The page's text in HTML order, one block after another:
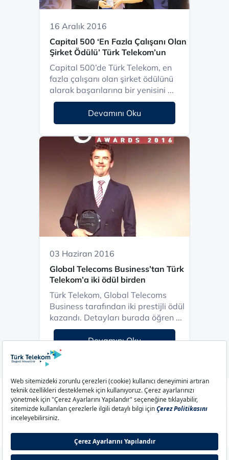
16 Aralık 2016
Capital 500 ‘En Fazla Çalışanı Olan
Şirket Ödülü’ Türk Telekom’un
Capital 500’de Türk Telekom, en
fazla çalışanı olan şirket ödülünü
alarak başarılarına bir yenisini ...
Devamını Oku
03 Haziran 2016
Global Telecoms Business’tan Türk
Telekom’a iki ödül birden
Türk Telekom, Global Telecoms
Business tarafından iki prestijli ödül
kazandı. Detayları burada öğren ...
Devamını Oku